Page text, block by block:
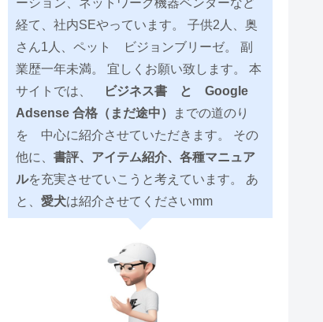
経て、社内SEやっています。 子供2人、奥
さん1人、ペット ビジョンブリーゼ。 副
業歴一年未満。 宜しくお願い致します。 本
サイトでは、
ビジネス書 と Google
Adsense 合格（まだ途中）
までの道のり
を 中心に紹介させていただきます。 その
他に、 書評、アイテム紹介、各種マニュア
ルを充実させていこうと考えています。 あ
と、 愛犬は紹介させてくださいmm